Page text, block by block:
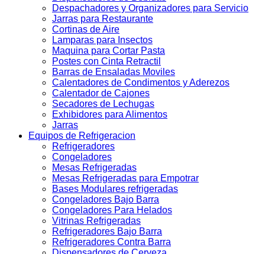
Despachadores y Organizadores para Servicio
Jarras para Restaurante
Cortinas de Aire
Lamparas para Insectos
Maquina para Cortar Pasta
Postes con Cinta Retractil
Barras de Ensaladas Moviles
Calentadores de Condimentos y Aderezos
Calentador de Cajones
Secadores de Lechugas
Exhibidores para Alimentos
Jarras
Equipos de Refrigeracion
Refrigeradores
Congeladores
Mesas Refrigeradas
Mesas Refrigeradas para Empotrar
Bases Modulares refrigeradas
Congeladores Bajo Barra
Congeladores Para Helados
Vitrinas Refrigeradas
Refrigeradores Bajo Barra
Refrigeradores Contra Barra